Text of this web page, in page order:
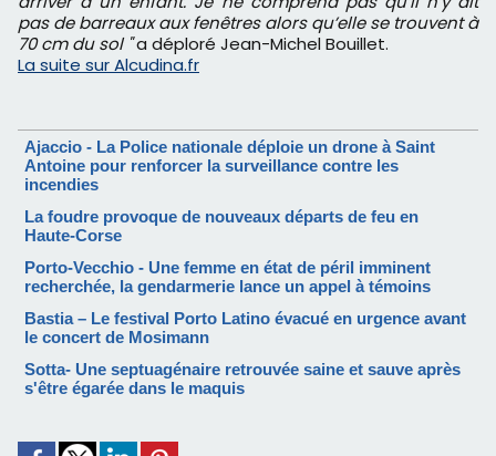
pas de barreaux aux fenêtres alors qu’elle se trouvent à
70 cm du sol "a déploré Jean-Michel Bouillet.
La suite sur Alcudina.fr
Ajaccio - La Police nationale déploie un drone à Saint
Antoine pour renforcer la surveillance contre les
incendies
La foudre provoque de nouveaux départs de feu en
Haute-Corse
Porto-Vecchio - Une femme en état de péril imminent
recherchée, la gendarmerie lance un appel à témoins
Bastia – Le festival Porto Latino évacué en urgence avant
le concert de Mosimann
Sotta- Une septuagénaire retrouvée saine et sauve après
s'être égarée dans le maquis